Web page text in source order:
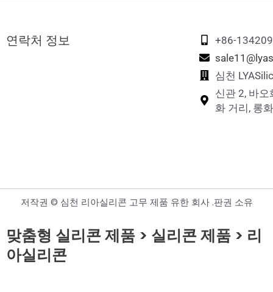
연락처 정보
+86-
심천
신관 2, 바오
화 거리, 롱
저작권 © 심천 리아실리콘 고무 제품 유한 회사 .판권 소유
맞춤형 실리콘 제품 > 실리콘 제품 > 리
아실리콘